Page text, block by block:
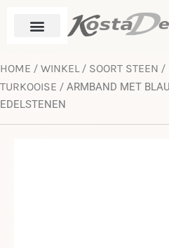
HOME / WINKEL/ SOORT STEEN /
TURKOOISE / ARMBAND MET
EDELSTENEN